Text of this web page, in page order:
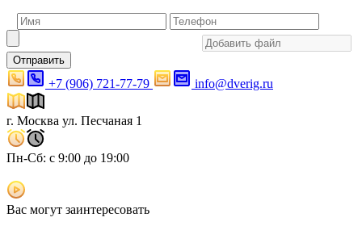
Отправить
+7 (906) 721-77-79 info@dverig.ru
г. Москва ул. Песчаная 1
Пн-Сб: с 9:00 до 19:00
Вас могут заинтересовать